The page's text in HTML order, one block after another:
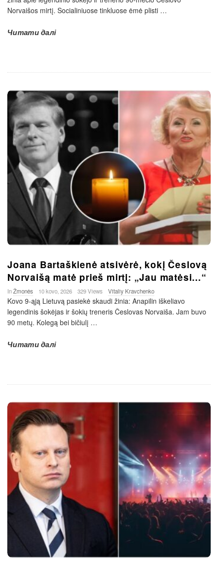
Norvaišos mirtį. Socialiniuose tinkluose ėmė plisti …
Читати далі
Joana Bartaškienė atsivėrė, kokį Česlovą
Norvaišą matė prieš mirtį: „Jau matėsi…“
InŽmonės 10 kovo, 2026 329 Views Vitaliy Kravchenko
Kovo 9-ąją Lietuvą pasiekė skaudi žinia: Anapilin iškeliavo
legendinis šokėjas ir šokių treneris Česlovas Norvaiša. Jam buvo
90 metų. Kolegą bei bičiulį …
Читати далі